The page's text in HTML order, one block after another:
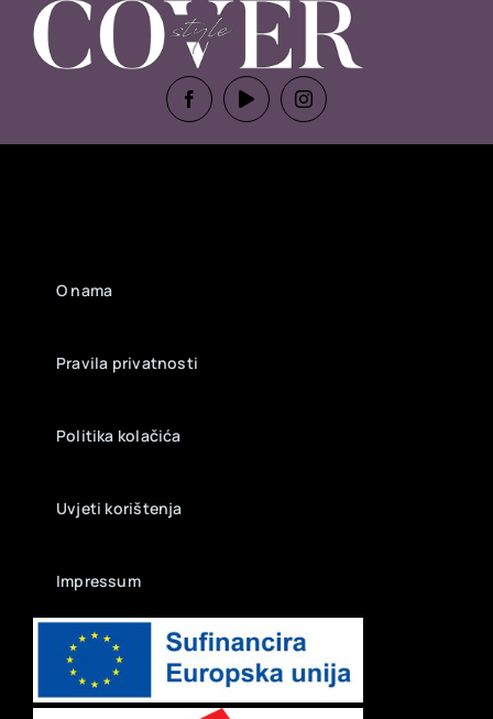
O nama
Pravila privatnosti
Politika kolačića
Uvjeti korištenja
Impressum